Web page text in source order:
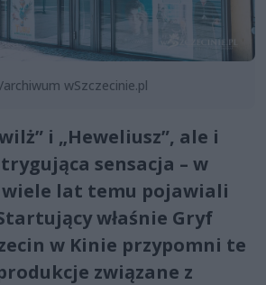
wSzczecinie.pl
i „Heweliusz”, ale i
sensacja – w
wiele lat temu pojawiali
właśnie Gryf
w Kinie przypomni te
związane z